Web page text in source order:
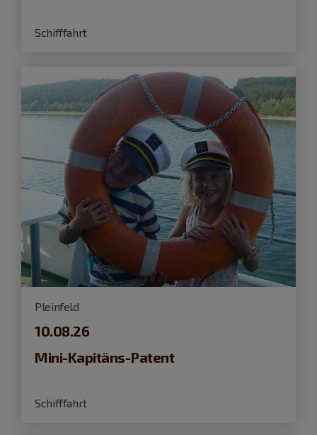
Schifffahrt
Pleinfeld
10.08.26
Mini-Kapitäns-Patent
Schifffahrt